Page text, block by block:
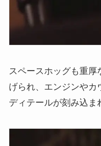
スペースホッグも重厚
げられ、エンジンやカ
ディテールが刻み込ま